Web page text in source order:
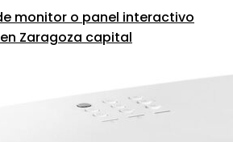
monitor o panel interactivo
Zaragoza capital